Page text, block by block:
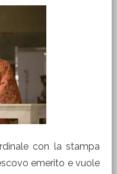
con la stampa
emerito e vuole